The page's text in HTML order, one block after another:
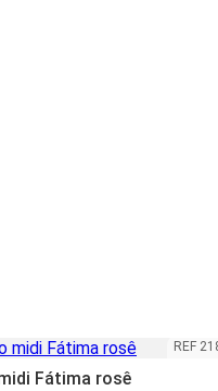
REF
Fátima rosê